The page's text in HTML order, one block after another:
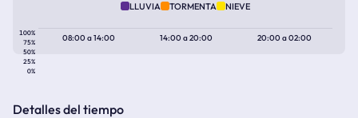
LLUVIA TORMENTA NIEVE
100%
75%
50%
25%
0%
08:00a14:00 14:00a20:00 20:00a02:00
Detalles del tiempo